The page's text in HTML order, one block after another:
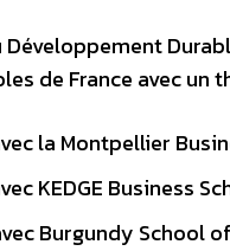
Développement
de France avec un
la Montpellier
KEDGE Business
Burgundy School